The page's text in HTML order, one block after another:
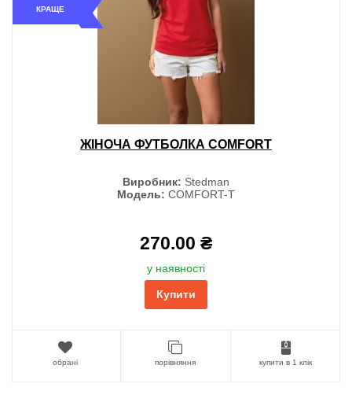
КРАЩЕ
ЖІНОЧА ФУТБОЛКА COMFORT
Виробник: Stedman
Модель: COMFORT-T
270.00 ₴
у наявності
Купити
обрані порівняння купити в 1 клік